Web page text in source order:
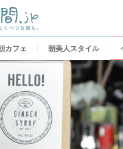
カフェ 朝美人スタイル